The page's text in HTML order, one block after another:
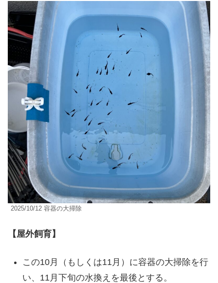
2025/10/12 容器の大掃除
【屋外飼育】
この10月（もしくは11月）に容器の大掃除を行
い、11月下旬の水換えを最後とする。